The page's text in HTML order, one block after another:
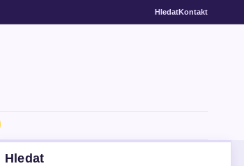
HledatKontakt
Hledat